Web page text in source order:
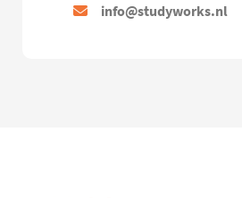
info@studyworks.nl